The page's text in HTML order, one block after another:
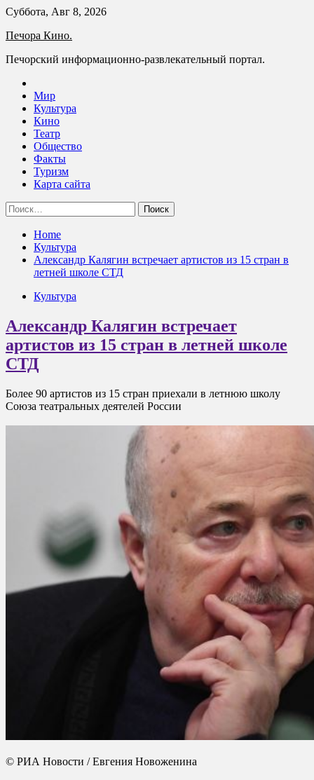
Skip
content
Суббота, Авг 8, 2026
Печора Кино.
Печорский информационно-развлекательный портал.
Мир
Культура
Кино
Театр
Общество
Факты
Туризм
Карта сайта
Найти:
Home
Культура
Александр Калягин встречает артистов из 15 стран в
летней школе СТД
Культура
Александр Калягин встречает
артистов из 15 стран в летней школе
СТД
Более 90 артистов из 15 стран приехали в летнюю школу
Союза театральных деятелей России
© РИА Новости / Евгения Новоженина